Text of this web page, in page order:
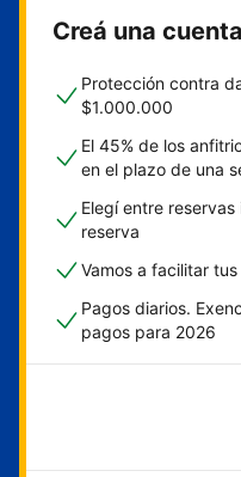
Creá una
Protección contra
$1.000.000
El 45% de los
en el plazo de una
Elegí entre
reserva
Vamos a facilitar
Pagos diarios.
pagos para 2026